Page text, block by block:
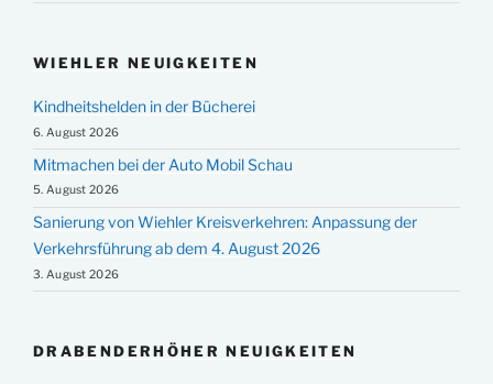
WIEHLER NEUIGKEITEN
Kindheitshelden in der Bücherei
6. August 2026
Mitmachen bei der Auto Mobil Schau
5. August 2026
Sanierung von Wiehler Kreisverkehren: Anpassung der
Verkehrsführung ab dem 4. August 2026
3. August 2026
DRABENDERHÖHER NEUIGKEITEN